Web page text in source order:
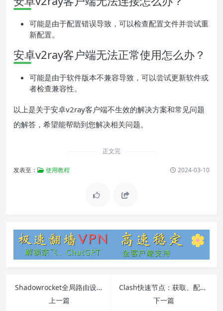
可能是由于配置错误导致，可以检查配置文件并尝试重
新配置。
安卓v2ray客户端无法正常使用怎么办？
可能是由于软件版本不兼容导致，可以尝试更新软件或
者检查兼容性。
以上是关于安卓v2ray客户端不生效的解决方案和常见问题
的解答，希望能帮助到您解决相关问题。
正文完
发表至： 使用教程 2024-03-10
Shadowrocket全局路由设置教程
上一篇
Clash快速节点：获取、配置和优化指南
下一篇